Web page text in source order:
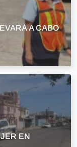
A CABO
EN